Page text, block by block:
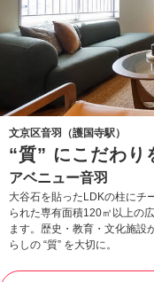
文京区音羽（護国寺駅）
“質” にこだわり
アベニュー音羽
大谷石を貼ったLDKの柱にチ
られた専有面積120㎡以上の
ます。歴史・教育・文化施設
らしの “質” を大切に。